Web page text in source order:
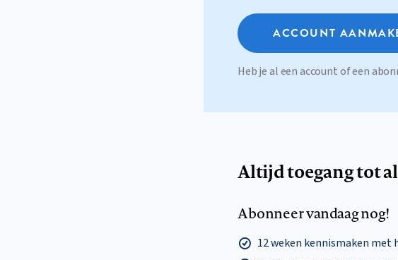
ACCOUNT
Heb je al een account of een
Altijd toegang tot
Abonneer vandaag nog!
12 weken kennismaken met